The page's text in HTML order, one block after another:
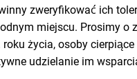
zweryfikować ich
miejscu. Prosimy o
roku życia, osoby
udzielanie im